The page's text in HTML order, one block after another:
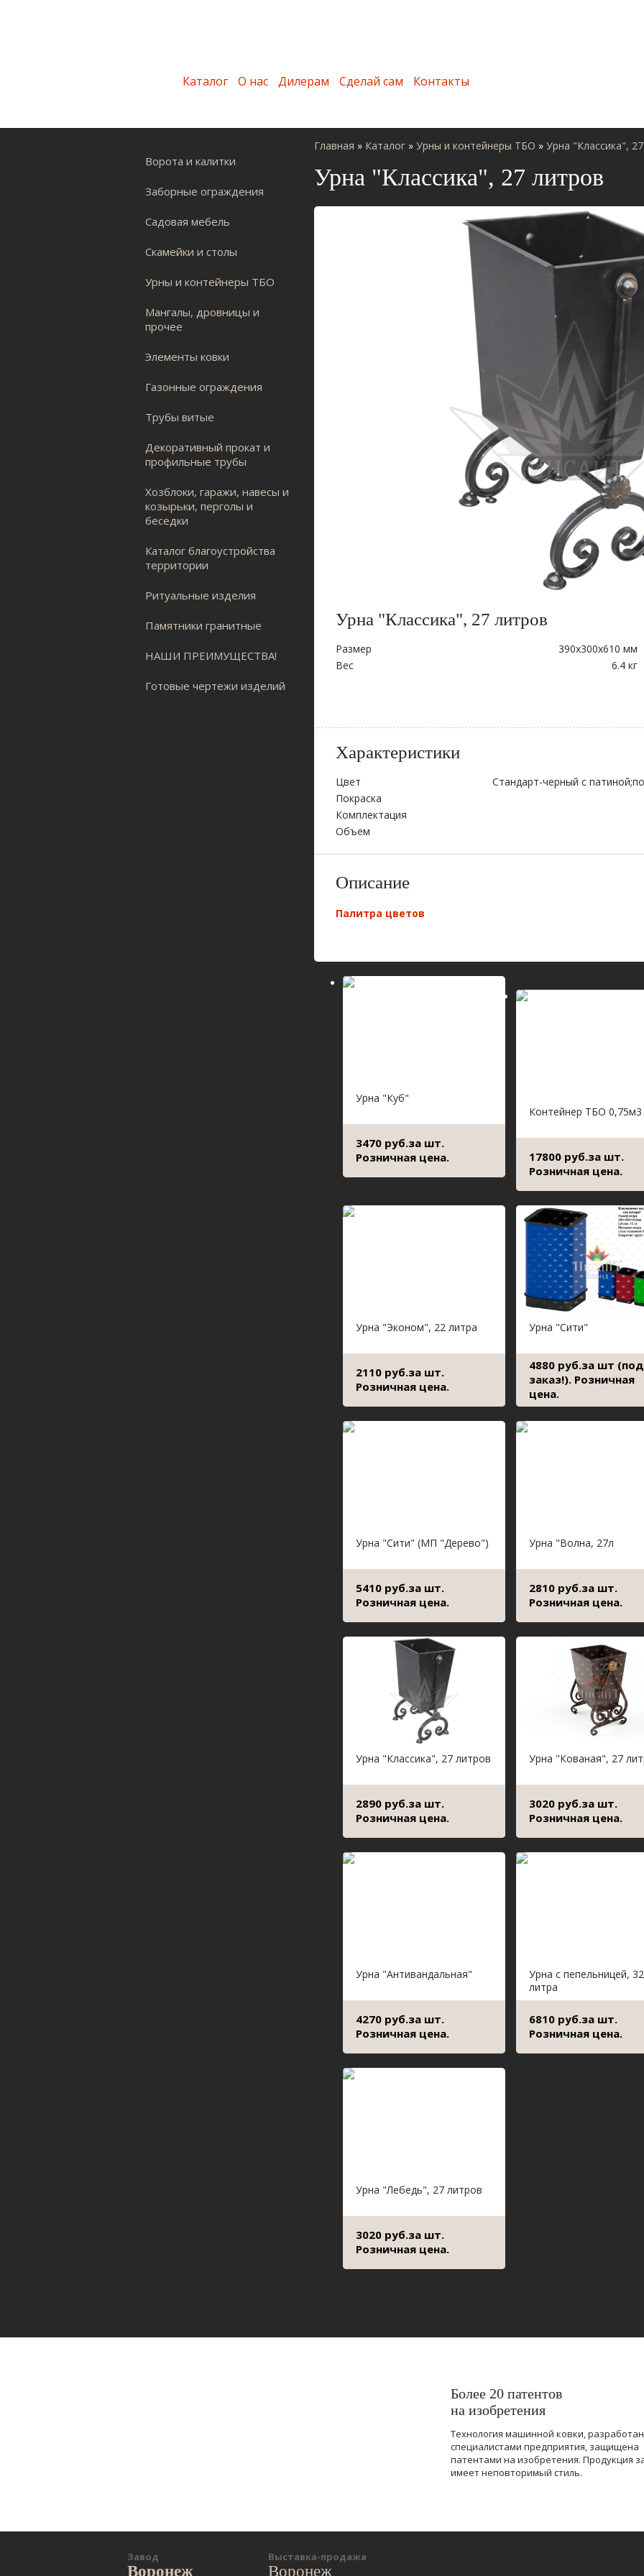
Каталог О нас Дилерам Сделай сам Контакты
Ворота и калитки
Заборные ограждения
Садовая мебель
Скамейки и столы
Урны и контейнеры ТБО
Мангалы, дровницы и
прочее
Элементы ковки
Газонные ограждения
Трубы витые
Декоративный прокат и
профильные трубы
Хозблоки, гаражи, навесы и
козырьки, перголы и
беседки
Каталог благоустройства
территории
Ритуальные изделия
Памятники гранитные
НАШИ ПРЕИМУЩЕСТВА!
Готовые чертежи изделий
Главная » Каталог » Урны и контейнеры ТБО » Урна "Классика",
Урна "Классика", 27 литров
Урна "Классика", 27 литров
Размер
390х300х610 мм
Вес
6.4 кг
Характеристики
Цвет
Стандарт-черный с
Покраска
Комплектация
Объем
Описание
Палитра цветов
Урна "Куб"
3470 руб.за шт.
Розничная цена.
Контейнер ТБО 0,75м3
17800 руб.за шт.
Розничная цена.
Урна "Эконом", 22 литра
2110 руб.за шт.
Розничная цена.
Урна "Сити"
4880 руб.за шт (под
заказ!). Розничная
цена.
Урна "Сити" (МП "Дерево")
5410 руб.за шт.
Розничная цена.
Урна "Волна, 27л
2810 руб.за шт.
Розничная цена.
Урна "Классика", 27 литров
2890 руб.за шт.
Розничная цена.
Урна "Кованая", 27
3020 руб.за шт.
Розничная цена.
Урна "Антивандальная"
4270 руб.за шт.
Розничная цена.
Урна с пепельницей, 32
литра
6810 руб.за шт.
Розничная цена.
Урна "Лебедь", 27 литров
3020 руб.за шт.
Розничная цена.
Более 20 патентов
на изобретения
Технология машинной ковки,
специалистами предприятия, защищена
патентами на изобретения. Продукция
имеет неповторимый стиль.
Завод
Воронеж
Выставка-продажа
Воронеж